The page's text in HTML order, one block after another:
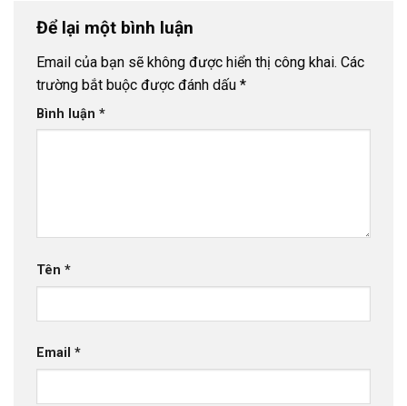
Để lại một bình luận
Email của bạn sẽ không được hiển thị công khai. Các
trường bắt buộc được đánh dấu *
Bình luận *
Tên *
Email *